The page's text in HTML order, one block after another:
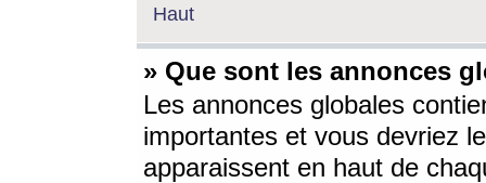
Haut
» Que sont les annonces
Les annonces globales
importantes et vous devriez
apparaissent en haut de